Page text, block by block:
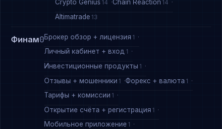
Crypto Genius 14 Chain Reaction 14
Altimatrade 13
Финам0Брокер обзор + лицензия 1
Личный кабинет + вход 1
Инвестиционные продукты 1
Отзывы + мошенники 1 Форекс + валюта 1
Тарифы + комиссии 1
Открытие счёта + регистрация 1
Мобильное приложение 1